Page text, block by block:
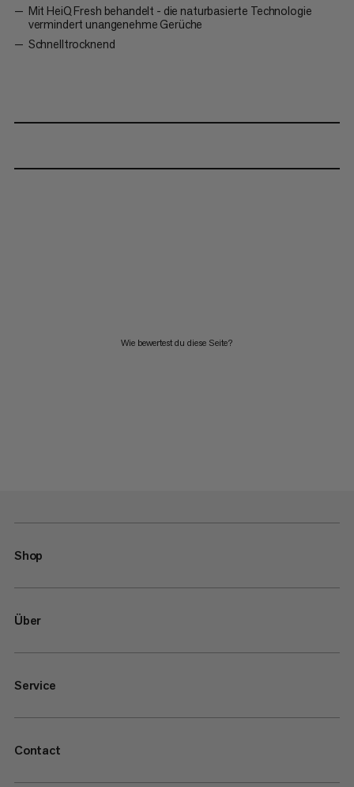
Mit HeiQ Fresh behandelt - die naturbasierte Technologie
vermindert unangenehme Gerüche
Schnelltrocknend
Wie bewertest du diese Seite?
Shop
Über
Service
Contact